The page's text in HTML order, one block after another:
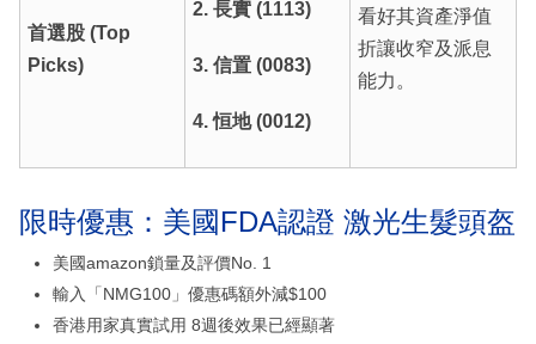
首選股 (Top
Picks)
2. 長實 (1113)
3. 信置 (0083)
4. 恒地 (0012)
看好其資產淨值
折讓收窄及派息
能力。
限時優惠：美國FDA認證 激光生髮頭盔
美國amazon鎖量及評價No. 1
輸入「NMG100」優惠碼額外減$100
香港用家真實試用 8週後效果已經顯著